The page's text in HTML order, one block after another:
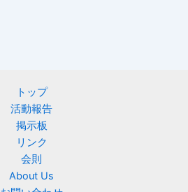
トップ
活動報告
掲示板
リンク
会則
About Us